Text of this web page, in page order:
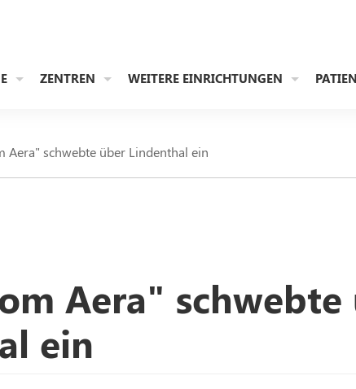
ZENTREN WEITERE EINRICHTUNGEN
Aera" schwebte über Lindenthal ein
Aera" schwebte
ein